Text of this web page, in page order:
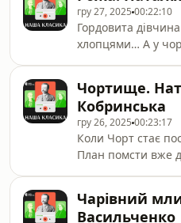
гру 27, 2025 00:22:10
Гордовита
хлопцями… А у
проросте рожею
Чортище.
Кобринська
гру 26, 2025 00:23:17
Коли Чорт стає
План помсти вже
темниці. Звідки
Чарівний
Васильченко